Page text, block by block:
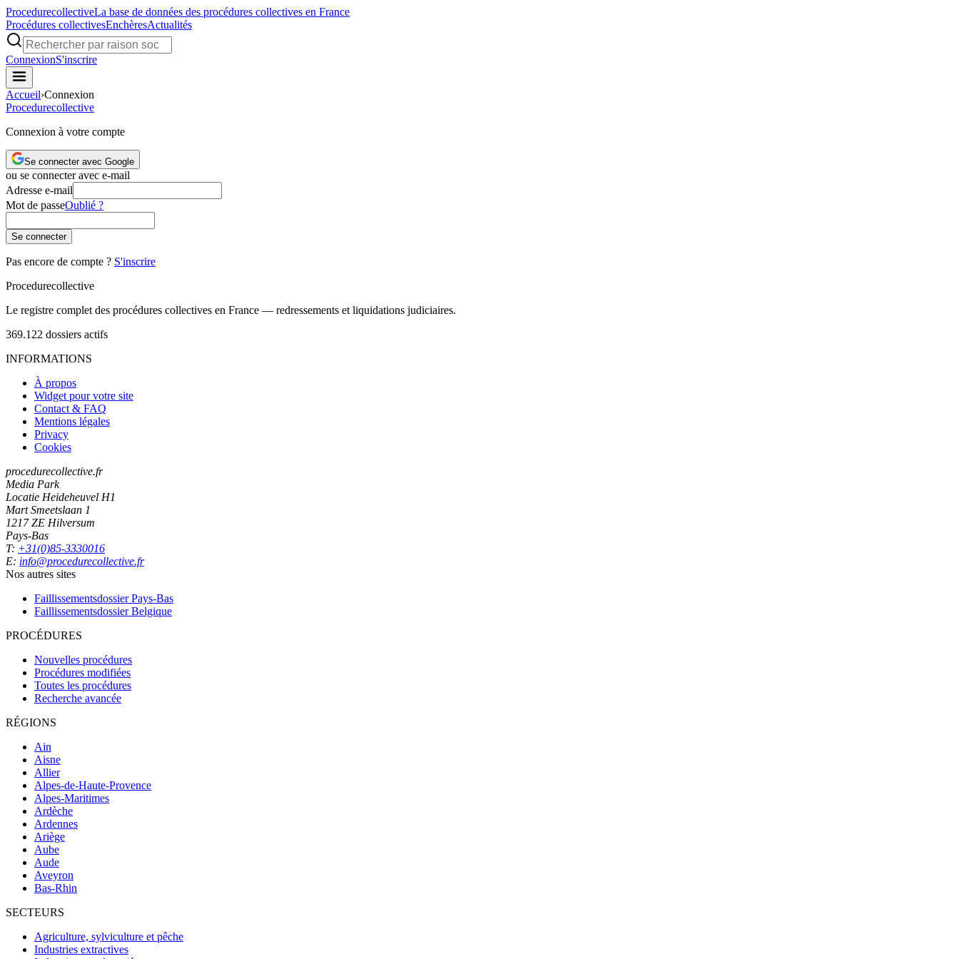
ProcedurecollectiveLa base de données des procédures collectives en France
Procédures collectivesEnchèresActualités
ConnexionS'inscrire
Accueil›Connexion
Procedurecollective
Connexion à votre compte
Se connecter avec Google
ou se connecter avec e-mail
Adresse e-mail
Mot de passeOublié ?
Se connecter
Pas encore de compte ? S'inscrire
Procedurecollective
Le registre complet des procédures collectives en France — redressements et liquidations judiciaires.
369.122 dossiers actifs
INFORMATIONS
À propos
Widget pour votre site
Contact & FAQ
Mentions légales
Privacy
Cookies
procedurecollective.fr
Media Park
Locatie Heideheuvel H1
Mart Smeetslaan 1
1217 ZE Hilversum
Pays-Bas
T: +31(0)85-3330016
E: info@procedurecollective.fr
Nos autres sites
Faillissementsdossier Pays-Bas
Faillissementsdossier Belgique
PROCÉDURES
Nouvelles procédures
Procédures modifiées
Toutes les procédures
Recherche avancée
RÉGIONS
Ain
Aisne
Allier
Alpes-de-Haute-Provence
Alpes-Maritimes
Ardèche
Ardennes
Ariège
Aube
Aude
Aveyron
Bas-Rhin
SECTEURS
Agriculture, sylviculture et pêche
Industries extractives